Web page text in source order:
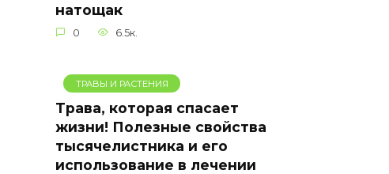
натощак
0 6.5к.
ТРАВЫ И РАСТЕНИЯ
Трава, которая спасает
жизни! Полезные свойства
тысячелистника и его
использование в лечении